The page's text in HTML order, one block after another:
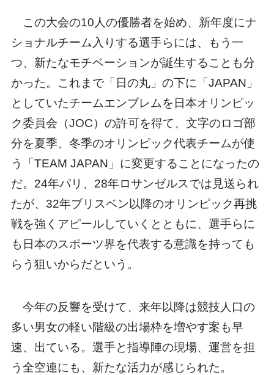
この大会の10人の優勝者を始め、新年度にナ
ショナルチーム入りする選手らには、もう一
つ、新たなモチベーションが誕生することも分
かった。これまで「日の丸」の下に「JAPAN」
としていたチームエンブレムを日本オリンピッ
ク委員会（JOC）の許可を得て、文字のロゴ部
分を夏季、冬季のオリンピック代表チームが使
う「TEAM JAPAN」に変更することになったの
だ。24年パリ、28年ロサンゼルスでは見送られ
たが、32年ブリスベン以降のオリンピック再挑
戦を強くアピールしていくとともに、選手らに
も日本のスポーツ界を代表する意識を持っても
らう狙いからだという。
今年の反響を受けて、来年以降は競技人口の
多い男女の軽い階級の出場枠を増やす案も早
速、出ている。選手と指導陣の現場、運営を担
う全空連にも、新たな活力が感じられた。